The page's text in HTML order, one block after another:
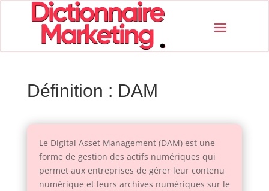
Définition : DAM
Le Digital Asset Management (DAM) est une
forme de gestion des actifs numériques qui
permet aux entreprises de gérer leur contenu
numérique et leurs archives numériques sur le